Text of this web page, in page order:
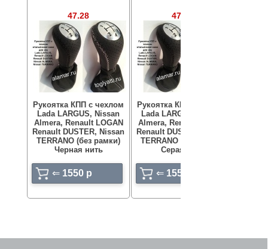
47.28
Рукоятка КПП с чехлом
Lada LARGUS, Nissan
Almera, Renault LOGAN
Renault DUSTER, Nissan
TERRANO (без рамки)
Черная нить
⇐ 1550 p
47.27
Рукоятка КПП с чехлом
Lada LARGUS, Nissan
Almera, Renault LOGAN
Renault DUSTER, Nissan
TERRANO (без рамки)
Серая нить
⇐ 1550 p